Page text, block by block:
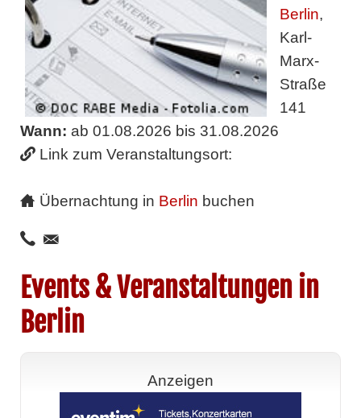
Berlin,
Karl-
Marx-
Straße
141
Wann: ab 01.08.2026 bis 31.08.2026
Link zum Veranstaltungsort:
Übernachtung in Berlin buchen
Events & Veranstaltungen in
Berlin
Anzeigen